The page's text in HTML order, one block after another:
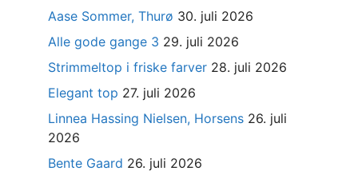
Aase Sommer, Thurø 30. juli 2026
Alle gode gange 3 29. juli 2026
Strimmeltop i friske farver 28. juli 2026
Elegant top 27. juli 2026
Linnea Hassing Nielsen, Horsens 26. juli
2026
Bente Gaard 26. juli 2026